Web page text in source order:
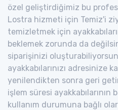
özel geliştirdiğimiz bu
Lostra hizmeti için Temiz'i
temizletmek için
beklemek zorunda da
siparişinizi
ayakkabılarınızı adresinize
yenilendikten sonra geri
işlem süresi ayakkabılarının
kullanım durumuna bağlı